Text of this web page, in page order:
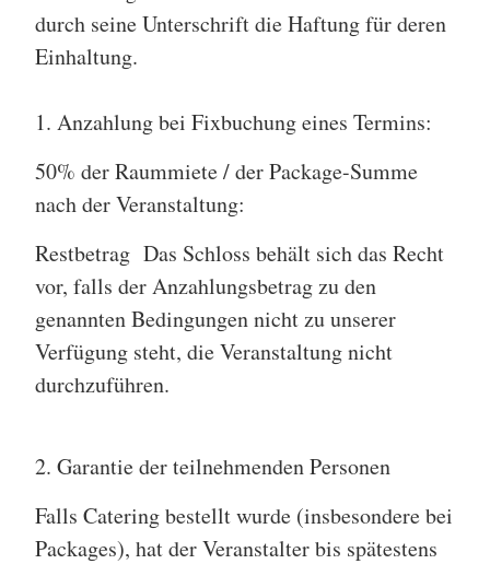
durch seine Unterschrift die Haftung für deren
Einhaltung.
1. Anzahlung bei Fixbuchung eines Termins:
50% der Raummiete / der Package-Summe
nach der Veranstaltung:
Restbetrag Das Schloss behält sich das Recht
vor, falls der Anzahlungsbetrag zu den
genannten Bedingungen nicht zu unserer
Verfügung steht, die Veranstaltung nicht
durchzuführen.
2. Garantie der teilnehmenden Personen
Falls Catering bestellt wurde (insbesondere bei
Packages), hat der Veranstalter bis spätestens